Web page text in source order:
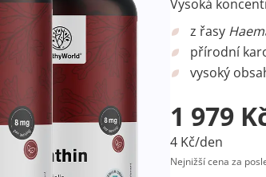
Vysoká
z řasy
přírodní
vysoký
1 979
4 Kč/den
Nejnižší cena za